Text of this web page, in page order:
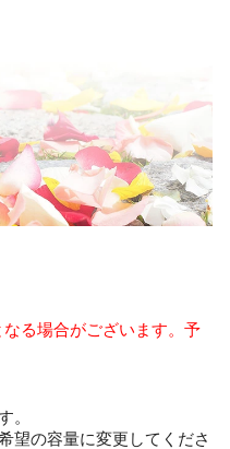
る場合がございます。予
。
望の容量に変更してくださ